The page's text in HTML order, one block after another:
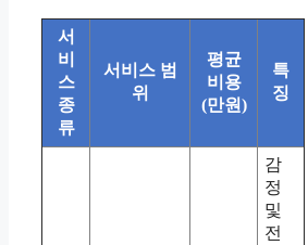
서
비
스
종
류
서비스 범
위
평균
비용
(만원)
특
징
감
정
및
전